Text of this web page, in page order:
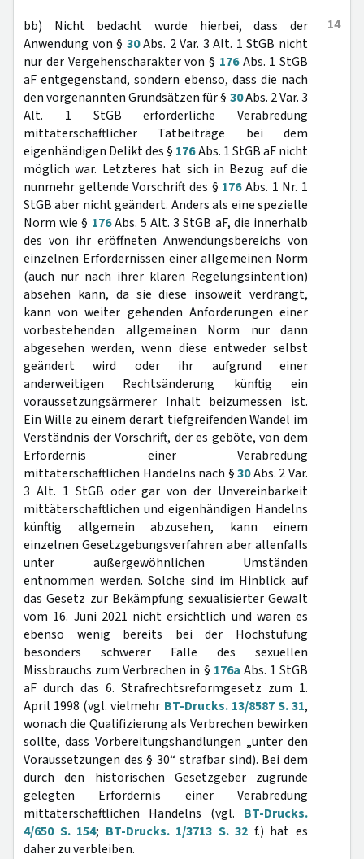
14
bb) Nicht bedacht wurde hierbei, dass der
Anwendung von § 30Abs. 2 Var. 3 Alt. 1 StGB nicht
nur der Vergehenscharakter von § 176Abs. 1 StGB
aF entgegenstand, sondern ebenso, dass die nach
den vorgenannten Grundsätzen für § 30Abs. 2 Var. 3
Alt. 1 StGB erforderliche Verabredung
mittäterschaftlicher Tatbeiträge bei dem
eigenhändigen Delikt des § 176Abs. 1 StGB aF nicht
möglich war. Letzteres hat sich in Bezug auf die
nunmehr geltende Vorschrift des § 176Abs. 1 Nr. 1
StGB aber nicht geändert. Anders als eine spezielle
Norm wie § 176Abs. 5 Alt. 3 StGB aF, die innerhalb
des von ihr eröffneten Anwendungsbereichs von
einzelnen Erfordernissen einer allgemeinen Norm
(auch nur nach ihrer klaren Regelungsintention)
absehen kann, da sie diese insoweit verdrängt,
kann von weiter gehenden Anforderungen einer
vorbestehenden allgemeinen Norm nur dann
abgesehen werden, wenn diese entweder selbst
geändert wird oder ihr aufgrund einer
anderweitigen Rechtsänderung künftig ein
voraussetzungsärmerer Inhalt beizumessen ist.
Ein Wille zu einem derart tiefgreifenden Wandel im
Verständnis der Vorschrift, der es geböte, von dem
Erfordernis einer Verabredung
mittäterschaftlichen Handelns nach §30Abs. 2 Var.
3 Alt. 1 StGB oder gar von der Unvereinbarkeit
mittäterschaftlichen und eigenhändigen Handelns
künftig allgemein abzusehen, kann einem
einzelnen Gesetzgebungsverfahren aber allenfalls
unter außergewöhnlichen Umständen
entnommen werden. Solche sind im Hinblick auf
das Gesetz zur Bekämpfung sexualisierter Gewalt
vom 16. Juni 2021 nicht ersichtlich und waren es
ebenso wenig bereits bei der Hochstufung
besonders schwerer Fälle des sexuellen
Missbrauchs zum Verbrechen in § 176a Abs. 1 StGB
aF durch das 6. Strafrechtsreformgesetz zum 1.
April 1998 (vgl. vielmehr BT-Drucks. 13/8587 S. 31,
wonach die Qualifizierung als Verbrechen bewirken
sollte, dass Vorbereitungshandlungen „unter den
Voraussetzungen des § 30“ strafbar sind). Bei dem
durch den historischen Gesetzgeber zugrunde
gelegten Erfordernis einer Verabredung
mittäterschaftlichen Handelns (vgl. BT-Drucks.
4/650 S. 154; BT-Drucks. 1/3713 S. 32 f.) hat es
daher zu verbleiben.